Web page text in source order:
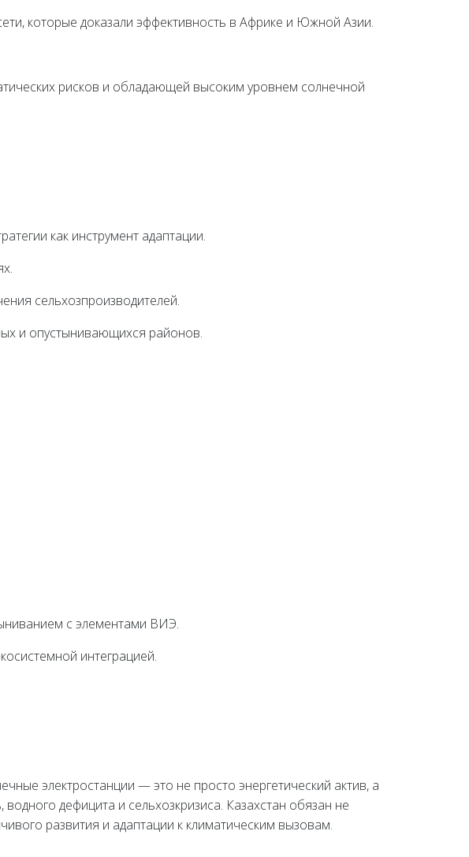
которые доказали эффективность в Африке и Южной Азии.
рисков и обладающей высоким уровнем солнечной
как инструмент адаптации.
сельхозпроизводителей.
и опустынивающихся районов.
с элементами ВИЭ.
интеграцией.
электростанции — это не просто энергетический актив, а
дефицита и сельхозкризиса. Казахстан обязан не
развития и адаптации к климатическим вызовам.